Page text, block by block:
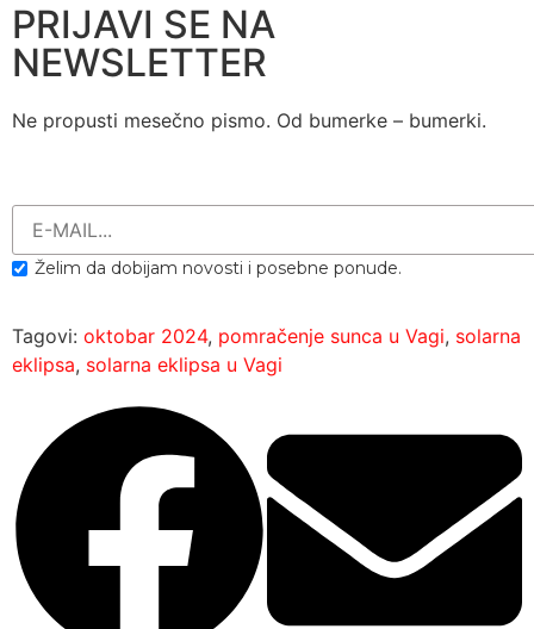
PRIJAVI SE NA
NEWSLETTER
Ne propusti mesečno pismo. Od bumerke – bumerki.
Želim da dobijam novosti i posebne ponude.
Tagovi: oktobar 2024, pomračenje sunca u Vagi, solarna
eklipsa, solarna eklipsa u Vagi